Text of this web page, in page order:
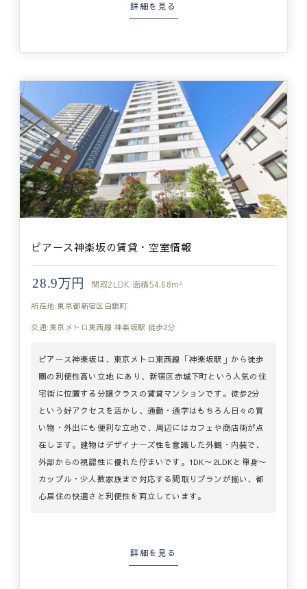
詳細を見る
ピアース神楽坂の賃貸・空室情報
28.9万円 間取2LDK 面積54.68m²
所在地:東京都新宿区白銀町
交通:東京メトロ東西線 神楽坂駅 徒歩2分
ピアース神楽坂は、東京メトロ東西線「神楽坂駅」から徒歩
圏の利便性高い立地 にあり、新宿区赤城下町という人気の住
宅街に位置する分譲クラスの賃貸マンションです。徒歩2分
という好アクセスを活かし、通勤・通学はもちろん日々の買
い物・外出にも便利な立地で、周辺にはカフェや商店街が点
在します。建物はデザイナーズ性を意識した外観・内装で、
外部からの視認性に優れた佇まいです。1DK〜2LDKと単身〜
カップル・少人数家族まで対応する間取りプランが揃い、都
心居住の快適さと利便性を両立しています。
詳細を見る